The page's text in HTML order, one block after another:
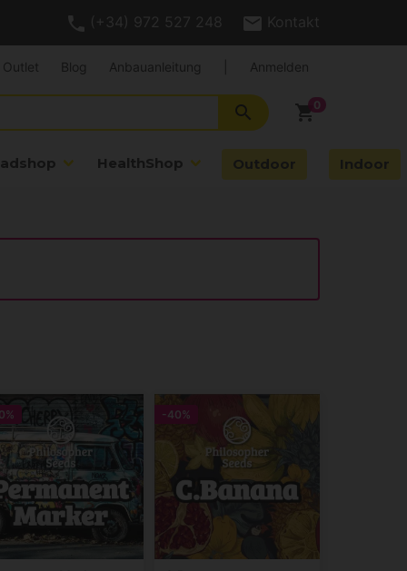
(+34) 972 527 248 Kontakt
shopping_cart
search
HealthShop Outdoor Indoor
Outlet Blog Anbauanleitung Anmelden
-40%